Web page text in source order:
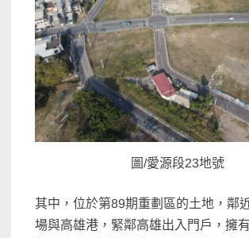
圖/愛源段23地號
其中，位於第89期重劃區的土地，鄰
場與高雄港，緊鄰高雄出入門戶，擁